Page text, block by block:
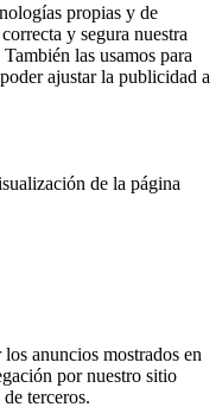
propias y de
y segura nuestra
las usamos para
ajustar la publicidad a
de la página
anuncios mostrados en
por nuestro sitio
terceros.